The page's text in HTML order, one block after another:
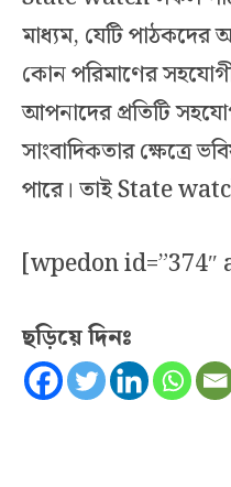
মাধ্যম, যেটি পাঠকদের
কোন পরিমাণের
আপনাদের প্রতিটি
সাংবাদিকতার ক্ষেত্রে
পারে। তাই State
[wpedon id=”374″
ছড়িয়ে দিনঃ